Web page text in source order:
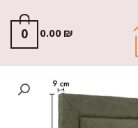
0.00₪
0